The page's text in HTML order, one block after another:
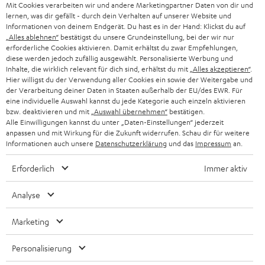
SMART HOME
BLUETOOTH-LAUTSPRECHER
KOPFHÖRER
BLUETOOTH-KOPFHÖRER
STEREOANLAGEN
LAUTSPRECHER
ULTIMA-SERIE
IN-EAR-KOPFHÖRER
FANSHOP
NEUHEITEN
GESCHÄFTSKUNDEN
PARTNERPROGRAMM
BLOG
NEWSLETTER
STORES
DEINE VORTEILE BEI TEUFEL
UNSER MANAGEMENT
NACHHALTIGKEIT
UNSERE WERTE
ÖSTERREICH
SCHWEIZ
NIEDERLANDE
BELGIEN
FRANKREICH
POLEN
SPANIEN
ITALIEN
Technische Änderungen, Tippfehler und Irrtum vorbehalten. Das auf unseren
Fotos abgebildete Zubehör ist nicht im Lieferumfang enthalten. Etwaige
Mit Cookies verarbeiten wir und andere Marketingpartner Daten von dir und
lernen, was dir gefällt - durch dein Verhalten auf unserer Website und
Informationen von deinem Endgerät. Du hast es in der Hand: Klickst du auf
„Alles ablehnen“ bestätigst du unsere Grundeinstellung, bei der wir nur
erforderliche Cookies aktivieren. Damit erhältst du zwar Empfehlungen,
diese werden jedoch zufällig ausgewählt. Personalisierte Werbung und
Inhalte, die wirklich relevant für dich sind, erhältst du mit „Alles akzeptieren“.
Hier willigst du der Verwendung aller Cookies ein sowie der Weitergabe und
der Verarbeitung deiner Daten in Staaten außerhalb der EU/des EWR. Für
eine individuelle Auswahl kannst du jede Kategorie auch einzeln aktivieren
bzw. deaktivieren und mit „Auswahl übernehmen“ bestätigen.
Alle Einwilligungen kannst du unter „Daten-Einstellungen“ jederzeit
anpassen und mit Wirkung für die Zukunft widerrufen. Schau dir für weitere
Informationen auch unsere Datenschutzerklärung und das Impressum an.
Erforderlich Immer aktiv
Analyse
Marketing
Personalisierung